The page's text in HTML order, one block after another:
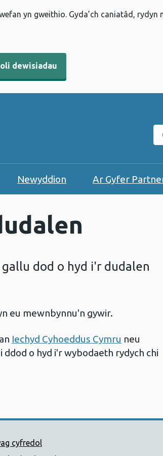
yn gweithio. Gyda’ch caniatâd,
dewisiadau
Newyddion Ar Gyfer
dod o hyd i'r dudalen
eu mewnbynnu'n gywir.
Iechyd Cyhoeddus Cymru neu
o hyd i'r wybodaeth rydych chi
Cymru
cyfredol